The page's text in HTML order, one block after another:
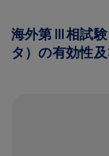
海外第Ⅲ相試験
タ）の有効性